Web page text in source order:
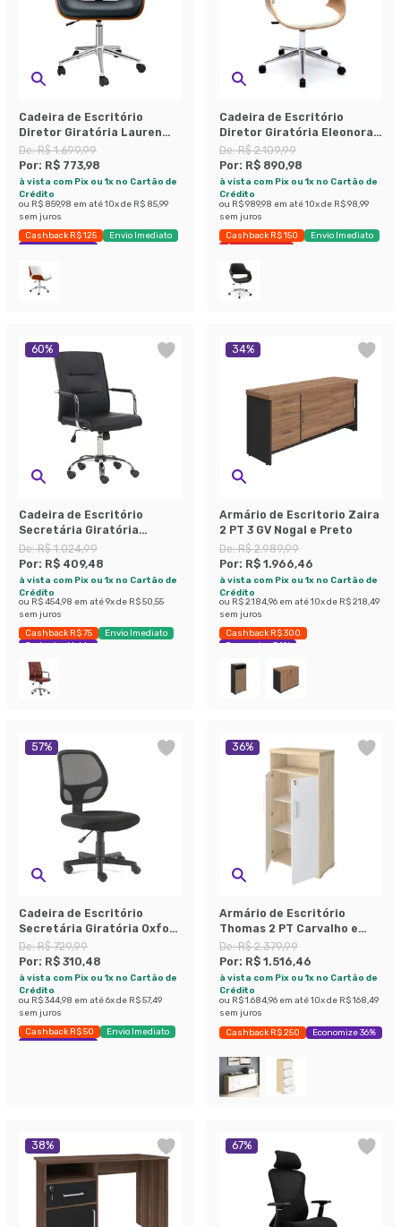
Cadeira de Escritório
Diretor Giratória Lauren
Preta
De:R$ 1.699,99
Por: R$ 773,98
à vista com Pix ou 1x no Cartão de
Crédito
ou R$ 859,98 em até10x de R$ 85,99
sem juros
Cashback R$ 125
Envio Imediato
Exclusivo Mobly
Cadeira de Escritório
Diretor Giratória Eleonora
Branca
De:R$ 2.109,99
Por: R$ 890,98
à vista com Pix ou 1x no Cartão de
Crédito
ou R$ 989,98 em até10x de R$ 98,99
sem juros
Cashback R$ 150
Envio Imediato
Últimas peças
60%
Cadeira de Escritório
Secretária Giratória
Londres Preta
De:R$ 1.024,99
Por: R$ 409,48
à vista com Pix ou 1x no Cartão de
Crédito
ou R$ 454,98 em até9x de R$ 50,55
sem juros
Cashback R$ 75
Envio Imediato
Exclusivo Mobly
34%
Armário de Escritorio Zaira
2 PT 3 GV Nogal e Preto
De:R$ 2.989,99
Por: R$ 1.966,46
à vista com Pix ou 1x no Cartão de
Crédito
ou R$ 2.184,96 em até10x de R$ 218,49
sem juros
Cashback R$ 300
Economize 34%
57%
Cadeira de Escritório
Secretária Giratória Oxford
Preta
De:R$ 729,99
Por: R$ 310,48
à vista com Pix ou 1x no Cartão de
Crédito
ou R$ 344,98 em até6x de R$ 57,49
sem juros
Cashback R$ 50
Envio Imediato
Exclusivo Mobly
36%
Armário de Escritório
Thomas 2 PT Carvalho e
Branco 173 cm
De:R$ 2.379,99
Por: R$ 1.516,46
à vista com Pix ou 1x no Cartão de
Crédito
ou R$ 1.684,96 em até10x de R$ 168,49
sem juros
Cashback R$ 250 Economize 36%
38% 67%